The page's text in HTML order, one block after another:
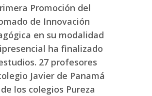
Promoción del
de Innovación
en su modalidad
ha finalizado
27 profesores
Javier de Panamá
los colegios Pureza